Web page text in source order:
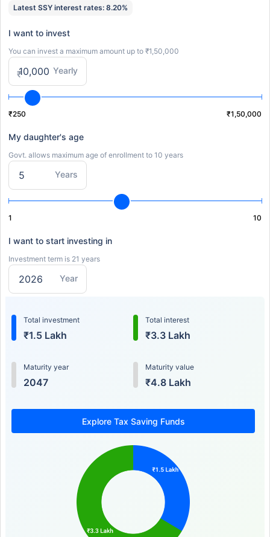
Latest SSY interest rates: 8.20%
I want to invest
You can invest a maximum amount up to ₹1,50,000
Yearly
₹
₹250 ₹1,50,000
My daughter's age
Govt. allows maximum age of enrollment to 10 years
Years
1 10
I want to start investing in
Investment term is 21 years
Year
Total investment
₹1.5 Lakh
Total interest
₹3.3 Lakh
Maturity year
2047
Maturity value
₹4.8 Lakh
Explore Tax Saving Funds